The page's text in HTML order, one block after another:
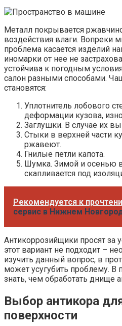
Металл покрывается
воздействия влаги. Вопреки
проблема касается изделий
иномарки от нее не
устойчива к погодным
салон разными способами.
становятся:
Уплотнитель лобового
деформации кузова,
Заглушки. В случае их
Стыки в верхней части
ржавеют.
Гнилые петли капота.
Шумка. Зимой и осенью
скапливается под
Рекомендуется к
сервис в Нижнем
Антикоррозийщики просят за
этот вариант не подходит –
изучить данный вопрос, в
может усугубить проблему.
знать, чем обработать днище
Выбор антикора
поверхности